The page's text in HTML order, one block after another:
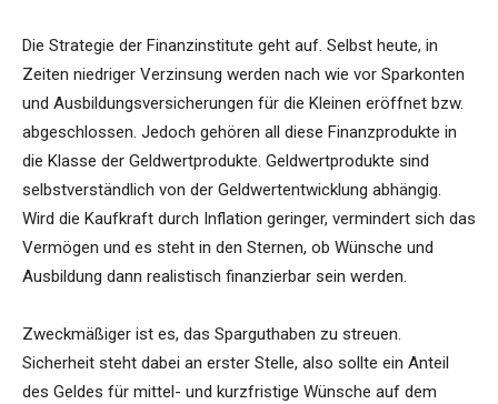
Die Strategie der Finanzinstitute geht auf. Selbst heute, in
Zeiten niedriger Verzinsung werden nach wie vor Sparkonten
und Ausbildungsversicherungen für die Kleinen eröffnet bzw.
abgeschlossen. Jedoch gehören all diese Finanzprodukte in
die Klasse der Geldwertprodukte. Geldwertprodukte sind
selbstverständlich von der Geldwertentwicklung abhängig.
Wird die Kaufkraft durch Inflation geringer, vermindert sich das
Vermögen und es steht in den Sternen, ob Wünsche und
Ausbildung dann realistisch finanzierbar sein werden.
Zweckmäßiger ist es, das Sparguthaben zu streuen.
Sicherheit steht dabei an erster Stelle, also sollte ein Anteil
des Geldes für mittel- und kurzfristige Wünsche auf dem